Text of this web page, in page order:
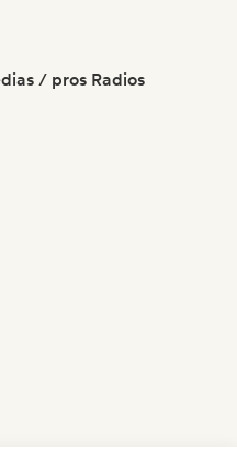
/ pros Radios